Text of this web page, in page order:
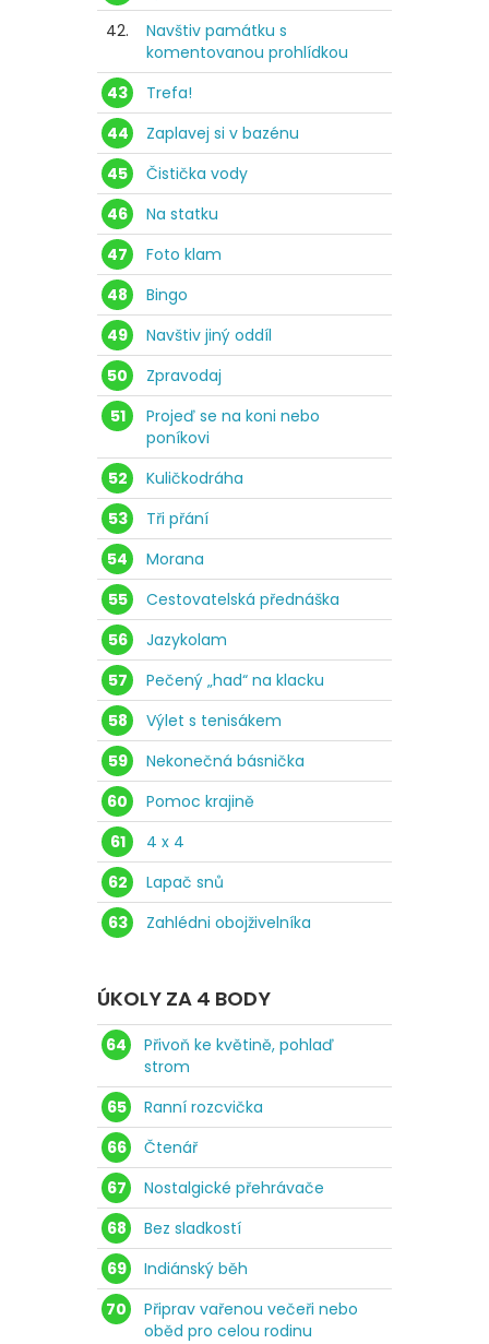
42.
Navštiv památku s
komentovanou prohlídkou
43
Trefa!
44
Zaplavej si v bazénu
45
Čistička vody
46
Na statku
47
Foto klam
48
Bingo
49
Navštiv jiný oddíl
50
Zpravodaj
51
Projeď se na koni nebo
poníkovi
52
Kuličkodráha
53
Tři přání
54
Morana
55
Cestovatelská přednáška
56
Jazykolam
57
Pečený „had“ na klacku
58
Výlet s tenisákem
59
Nekonečná básnička
60
Pomoc krajině
61
4 x 4
62
Lapač snů
63
Zahlédni obojživelníka
ÚKOLY ZA 4 BODY
64
Přivoň ke květině, pohlaď
strom
65
Ranní rozcvička
66
Čtenář
67
Nostalgické přehrávače
68
Bez sladkostí
69
Indiánský běh
70
Připrav vařenou večeři nebo
oběd pro celou rodinu